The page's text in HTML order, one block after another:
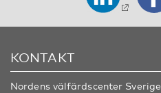
KONTAKT
Nordens välfärdscenter Sverige